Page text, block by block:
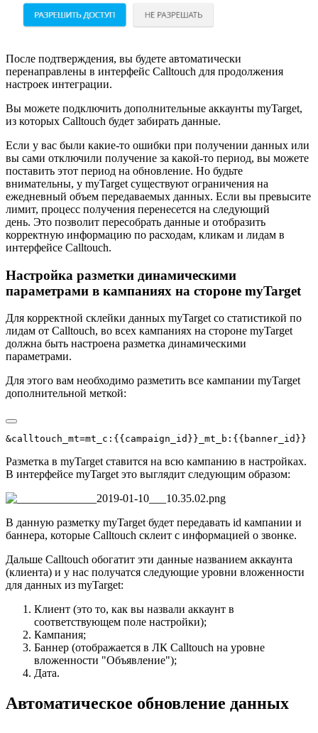
После подтверждения, вы будете автоматически
перенаправлены в интерфейс Calltouch для продолжения
настроек интеграции.
Вы можете подключить дополнительные аккаунты myTarget,
из которых Calltouch будет забирать данные.
Если у вас были какие-то ошибки при получении данных или
вы сами отключили получение за какой-то период, вы можете
поставить этот период на обновление. Но будьте
внимательны, у myTarget существуют ограничения на
ежедневный объем передаваемых данных. Если вы превысите
лимит, процесс получения перенесется на следующий
день. Это позволит пересобрать данные и отобразить
корректную информацию по расходам, кликам и лидам в
интерфейсе Calltouch.
Настройка разметки динамическими
параметрами в кампаниях на стороне myTarget
Для корректной склейки данных myTarget со статистикой по
лидам от Calltouch, во всех кампаниях на стороне myTarget
должна быть настроена разметка динамическими
параметрами.
Для этого вам необходимо разметить все кампании myTarget
дополнительной меткой:
&calltouch_mt=mt_c:{{campaign_id}}_mt_b:{{banner_id}}
Разметка в myTarget ставится на всю кампанию в настройках.
В интерфейсе myTarget это выглядит следующим образом:
В данную разметку myTarget будет передавать id кампании и
баннера, которые Calltouch склеит с информацией о звонке.
Дальше Calltouch обогатит эти данные названием аккаунта
(клиента) и у нас получатся следующие уровни вложенности
для данных из myTarget:
Клиент (это то, как вы назвали аккаунт в
соответствующем поле настройки);
Кампания;
Баннер (отображается в ЛК Calltouch на уровне
вложенности "Объявление");
Дата.
Автоматическое обновление данных